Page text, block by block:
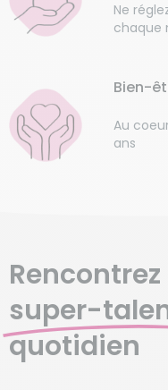
Ne
chaque
Bien-
Au
ans
Rencontrez
super-
quotidien